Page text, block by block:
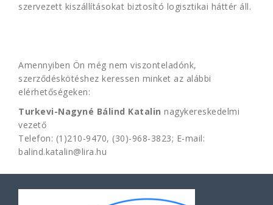
szervezett kiszállításokat biztosító logisztikai háttér áll.
Amennyiben Ön még nem viszonteladónk,
szerződéskötéshez keressen minket az alábbi
elérhetőségeken:
Turkevi-Nagyné Bálind Katalin nagykereskedelmi
vezető
Telefon: (1)210-9470, (30)-968-3823; E-mail:
balind.katalin@lira.hu